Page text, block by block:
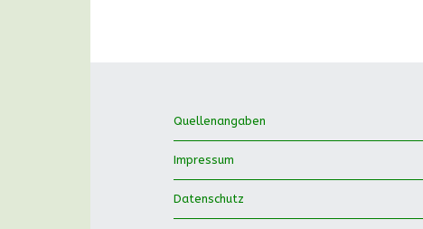
Quellenangaben
Impressum
Datenschutz